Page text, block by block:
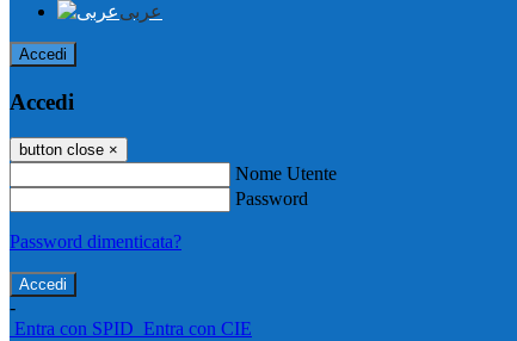
عربى
Accedi
Accedi
button close ×
Nome Utente
Password
Password dimenticata?
-
Entra con SPID Entra con CIE